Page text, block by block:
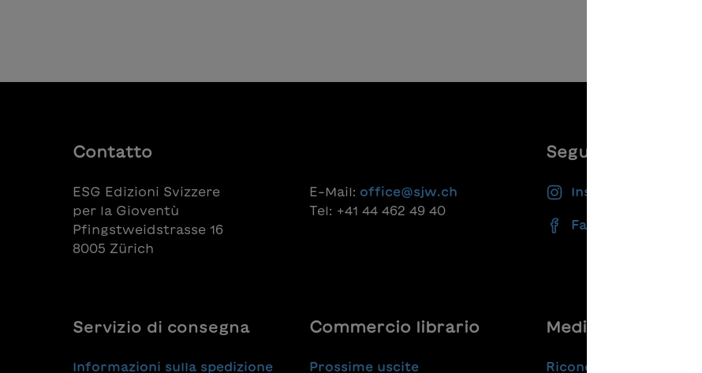
Contatto
ESG Edizioni Svizzere
per la Gioventù
Pfingstweidstrasse 16
8005 Zürich
E-Mail: office@sjw.ch
Tel: +41 44 462 49 40
Seguiteci
Instagram
Facebook
Servizio di consegna
Informazioni sulla spedizione
Commercio librario
Prossime uscite
Medie
Riconoscimenti